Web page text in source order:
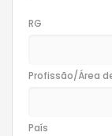
RG
Profissão/Área
País